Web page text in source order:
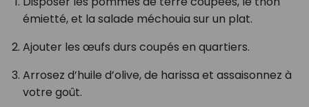
émietté, et la salade méchouia sur un plat.
Ajouter les œufs durs coupés en quartiers.
Arrosez d’huile d’olive, de harissa et assaisonnez à
votre goût.